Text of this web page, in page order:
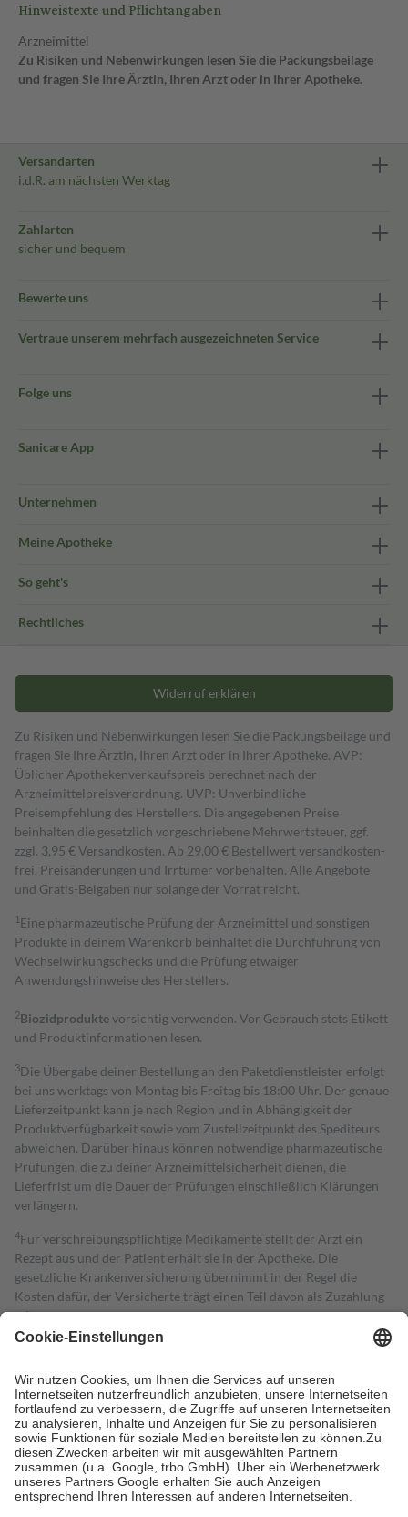
Hinweistexte und Pflichtangaben
Arzneimittel
Zu Risiken und Nebenwirkungen lesen Sie die Packungsbeilage
und fragen Sie Ihre Ärztin, Ihren Arzt oder in Ihrer Apotheke.
Versandarten
i.d.R. am nächsten Werktag
Zahlarten
sicher und bequem
Bewerte uns
Vertraue unserem mehrfach ausgezeichneten Service
Folge uns
Sanicare App
Unternehmen
Meine Apotheke
So geht's
Rechtliches
Widerruf erklären
Zu Risiken und Nebenwirkungen lesen Sie die Packungsbeilage und
fragen Sie Ihre Ärztin, Ihren Arzt oder in Ihrer Apotheke. AVP:
Üblicher Apothekenverkaufspreis berechnet nach der
Arzneimittelpreisverordnung. UVP: Unverbindliche
Preisempfehlung des Herstellers. Die angegebenen Preise
beinhalten die gesetzlich vorgeschriebene Mehrwertsteuer, ggf.
zzgl. 3,95 € Versandkosten. Ab 29,00 € Bestell­wert versand­kosten­
frei. Preisänderungen und Irrtümer vorbehalten. Alle Angebote
und Gratis-Beigaben nur solange der Vorrat reicht.
1 Eine pharmazeutische Prüfung der Arzneimittel und sonstigen
Produkte in deinem Warenkorb beinhaltet die Durchführung von
Wechselwirkungschecks und die Prüfung etwaiger
Anwendungshinweise des Herstellers.
2Biozidproduktevorsichtig verwenden. Vor Gebrauch stets Etikett
und Produktinformationen lesen.
3Die Übergabe deiner Bestellung an den Paketdienstleister erfolgt
bei uns werktags von Montag bis Freitag bis 18:00 Uhr. Der genaue
Lieferzeitpunkt kann je nach Region und in Abhängigkeit der
Produktverfügbarkeit sowie vom Zustellzeitpunkt des Spediteurs
abweichen. Darüber hinaus können notwendige pharmazeutische
Prüfungen, die zu deiner Arzneimittelsicherheit dienen, die
Lieferfrist um die Dauer der Prüfungen einschließlich Klärungen
verlängern.
4Für verschreibungspflichtige Medikamente stellt der Arzt ein
Rezept aus und der Patient erhält sie in der Apotheke. Die
gesetzliche Krankenversicherung übernimmt in der Regel die
Kosten dafür, der Versicherte trägt einen Teil davon als Zuzahlung
mit.
Grundsätzlich leisten Mitglieder Zuzahlungen in Höhe von zehn
höchstens zehn Euro.
Es sind jedoch nie mehr als die tatsächlichen
Kosten der Leistung zu entrichten.
Diese Regeln gelten grundsätzlich auch für Online-Apotheken.
Bei Heilmitteln und häuslicher Krankenpflege beträgt die
Zuzahlung zehn Prozent der Kosten sowie zehn Euro je
Verordnung.
Um das Engagement der Versicherten für ihre eigene Gesundheit zu
stärken und die besondere Stellung der Familie zu unterstützen,